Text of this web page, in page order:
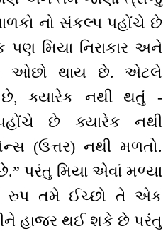
નો સંકલ્પ પહોંચે છે
પણ મિયા નિરાકાર અને
ઓછો થાય છે. એટલે
ક્યારેક નથી થતું -
છે ક્યારેક નથી
(ઉત્તર) નથી મળતો.
પરંતુ મિયા એવાં મળ્યા
તમે ઈચ્છો તે એક
હાજર થઈ શકે છે પરંતુ